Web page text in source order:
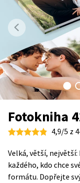
Fotokniha
4,9/5 z
Velká, větší, největší:
každého, kdo chce
formátu. Dopřejte